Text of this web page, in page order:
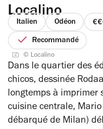
Localino
Italien Odéon
Recommandé
© Localino
Dans le quartier des
chicos, dessinée
longtemps à imprimer
cuisine centrale,
débarqué de Milan)